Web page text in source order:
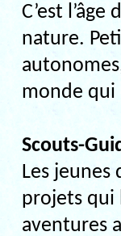
C’est
nature.
monde qui
Scouts-
Les jeunes
projets qui
aventures